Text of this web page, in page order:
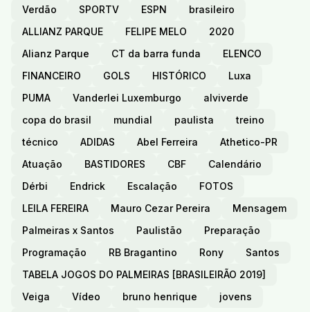
Verdão
SPORTV ESPN
brasileiro
ALLIANZ PARQUE
FELIPE MELO
2020
Alianz Parque
CT da barra funda
ELENCO
FINANCEIRO
GOLS HISTÓRICO
Luxa
PUMA
Vanderlei Luxemburgo
alviverde
copa do brasil
mundial paulista
treino
técnico
ADIDAS Abel Ferreira
Athetico-PR
Atuação
BASTIDORES CBF
Calendário
Dérbi
Endrick Escalação
FOTOS
LEILA FEREIRA
Mauro Cezar Pereira
Mensagem
Palmeiras x Santos
Paulistão
Preparação
Programação
RB Bragantino Rony
Santos
TABELA JOGOS DO PALMEIRAS [BRASILEIRÃO 2019]
Veiga
Vídeo bruno henrique
jovens